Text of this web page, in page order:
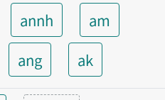
annh
am
ang ak